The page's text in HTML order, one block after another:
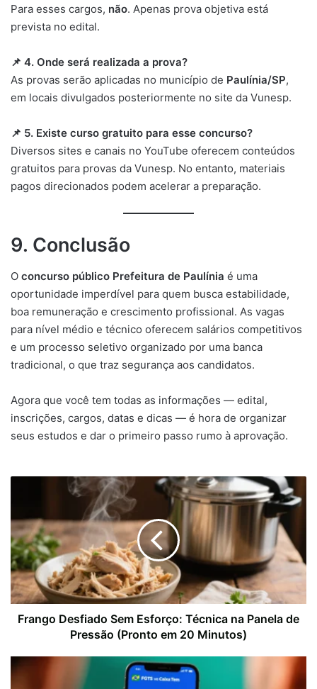
Para esses cargos, não. Apenas prova objetiva está
prevista no edital.
📌 4. Onde será realizada a prova?
As provas serão aplicadas no município de Paulínia/SP,
em locais divulgados posteriormente no site da Vunesp.
📌 5. Existe curso gratuito para esse concurso?
Diversos sites e canais no YouTube oferecem conteúdos
gratuitos para provas da Vunesp. No entanto, materiais
pagos direcionados podem acelerar a preparação.
9. Conclusão
O concurso público Prefeitura de Paulínia é uma
oportunidade imperdível para quem busca estabilidade,
boa remuneração e crescimento profissional. As vagas
para nível médio e técnico oferecem salários competitivos
e um processo seletivo organizado por uma banca
tradicional, o que traz segurança aos candidatos.
Agora que você tem todas as informações — edital,
inscrições, cargos, datas e dicas — é hora de organizar
seus estudos e dar o primeiro passo rumo à aprovação.
Frango Desfiado Sem Esforço: Técnica na Panela de
Pressão (Pronto em 20 Minutos)